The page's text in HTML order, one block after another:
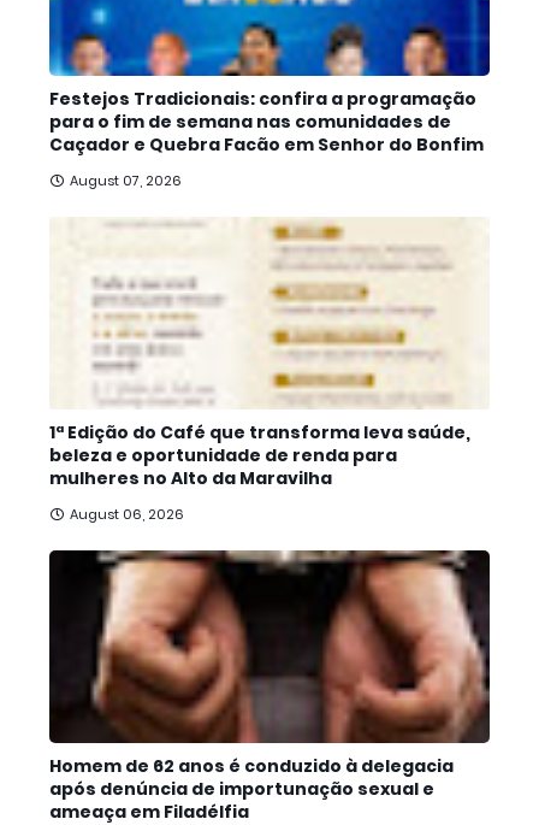
Festejos Tradicionais: confira a programação
para o fim de semana nas comunidades de
Caçador e Quebra Facão em Senhor do Bonfim
August 07, 2026
1ª Edição do Café que transforma leva saúde,
beleza e oportunidade de renda para
mulheres no Alto da Maravilha
August 06, 2026
Homem de 62 anos é conduzido à delegacia
após denúncia de importunação sexual e
ameaça em Filadélfia